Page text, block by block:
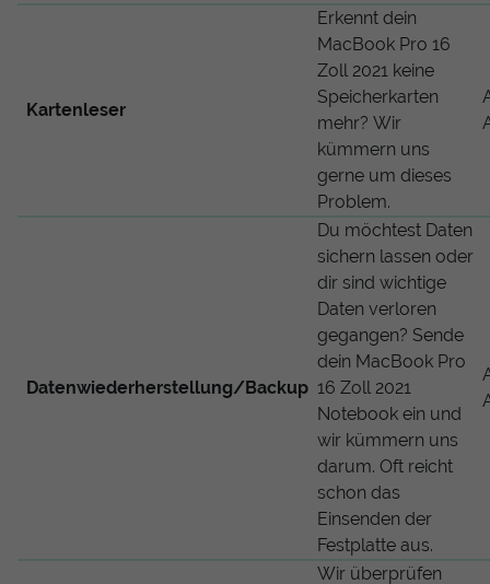
Kartenleser
Erkennt dein
MacBook Pro 16
Zoll 2021 keine
Speicherkarten
mehr? Wir
kümmern uns
gerne um dieses
Problem.
Datenwiederherstellung/Backup
Du möchtest Daten
sichern lassen oder
dir sind wichtige
Daten verloren
gegangen? Sende
dein MacBook Pro
16 Zoll 2021
Notebook ein und
wir kümmern uns
darum. Oft reicht
schon das
Einsenden der
Festplatte aus.
Wir überprüfen